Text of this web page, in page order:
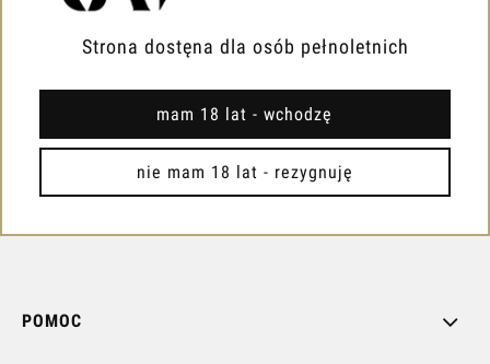
Strona dostęna dla osób pełnoletnich
mam 18 lat - wchodzę
nie mam 18 lat - rezygnuję
15.08.26r | LADY BI
PAR I SINGIELEK | PARA
Do koszyka
PAR I SINGIELEK |
Do koszyka
POMOC